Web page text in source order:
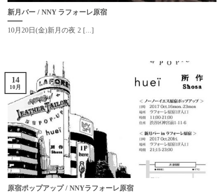
新月バー / NNY ラフォーレ原宿
10月20日(金)新月の夜 2 [...]
原宿ポップアップ / NNYラフォーレ原宿
14
10月